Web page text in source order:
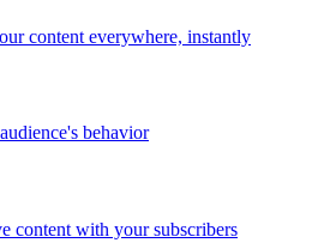
content everywhere, instantly
behavior
content with your subscribers